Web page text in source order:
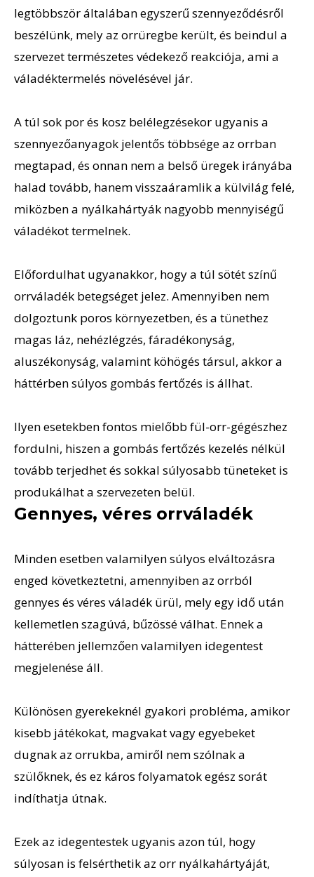
legtöbbször általában egyszerű szennyeződésről
beszélünk, mely az orrüregbe került, és beindul a
szervezet természetes védekező reakciója, ami a
váladéktermelés növelésével jár.
A túl sok por és kosz belélegzésekor ugyanis a
szennyezőanyagok jelentős többsége az orrban
megtapad, és onnan nem a belső üregek irányába
halad tovább, hanem visszaáramlik a külvilág felé,
miközben a nyálkahártyák nagyobb mennyiségű
váladékot termelnek.
Előfordulhat ugyanakkor, hogy a túl sötét színű
orrváladék betegséget jelez. Amennyiben nem
dolgoztunk poros környezetben, és a tünethez
magas láz, nehézlégzés, fáradékonyság,
aluszékonyság, valamint köhögés társul, akkor a
háttérben súlyos gombás fertőzés is állhat.
Ilyen esetekben fontos mielőbb fül-orr-gégészhez
fordulni, hiszen a gombás fertőzés kezelés nélkül
tovább terjedhet és sokkal súlyosabb tüneteket is
produkálhat a szervezeten belül.
Gennyes, véres orrváladék
Minden esetben valamilyen súlyos elváltozásra
enged következtetni, amennyiben az orrból
gennyes és véres váladék ürül, mely egy idő után
kellemetlen szagúvá, bűzössé válhat. Ennek a
hátterében jellemzően valamilyen idegentest
megjelenése áll.
Különösen gyerekeknél gyakori probléma, amikor
kisebb játékokat, magvakat vagy egyebeket
dugnak az orrukba, amiről nem szólnak a
szülőknek, és ez káros folyamatok egész sorát
indíthatja útnak.
Ezek az idegentestek ugyanis azon túl, hogy
súlyosan is felsérthetik az orr nyálkahártyáját,